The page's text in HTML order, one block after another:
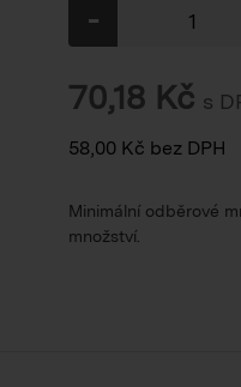
-
70,18 Kč s
58,00 Kč bez DPH
Minimální odběrové
množství.